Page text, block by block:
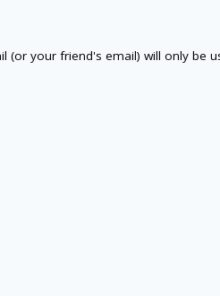
(or your friend's email) will only be